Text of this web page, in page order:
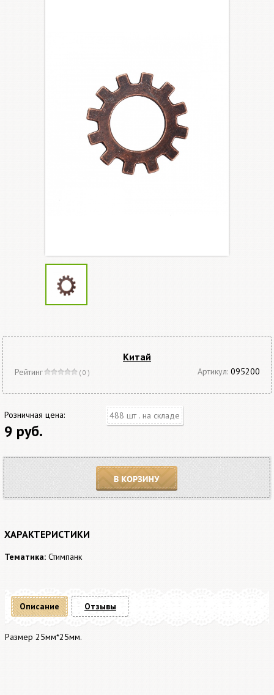
Китай
Рейтинг ( 0 ) Артикул: 095200
Розничная цена:
9 руб.
488 шт . на складе
В корзину
ХАРАКТЕРИСТИКИ
Тематика: Стимпанк
Описание
Размер 25мм*25мм.
Отзывы